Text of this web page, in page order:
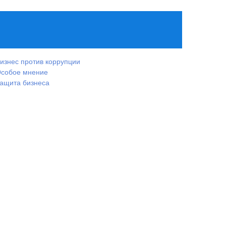
против коррупции
мнение
бизнеса